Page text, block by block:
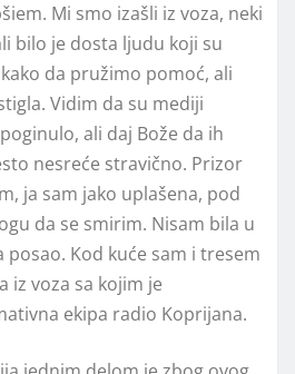
Mi smo izašli iz voza, neki
bilo je dosta ljudu koji su
da pružimo pomoć, ali
Vidim da su mediji
ali daj Bože da ih
nesreće stravično. Prizor
ja sam jako uplašena, pod
da se smirim. Nisam bila u
Kod kuće sam i tresem
iz voza sa kojim je
ekipa radio Koprijana.